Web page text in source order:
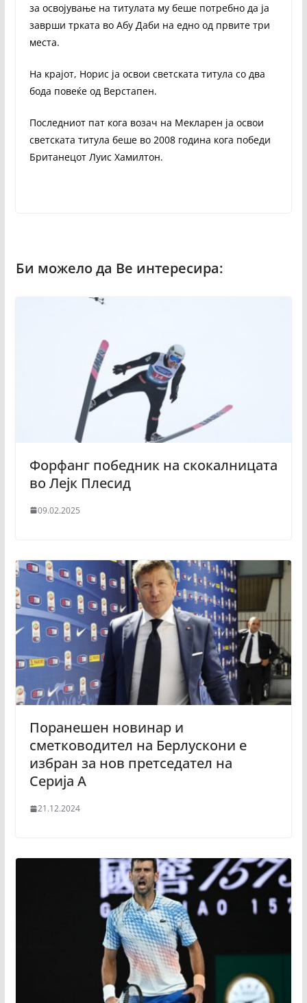
за освојување на титулата му беше потребно да ја
заврши трката во Абу Даби на едно од првите три
места.
На крајот, Норис ја освои светската титула со два
бода повеќе од Верстапен.
Последниот пат кога возач на Мекларен ја освои
светската титула беше во 2008 година кога победи
Британецот Луис Хамилтон.
Форфанг победник на скокалницата
во Лејк Плесид
09.02.2025
Поранешен новинар и
сметководител на Берлускони е
избран за нов претседател на
Серија А
21.12.2024